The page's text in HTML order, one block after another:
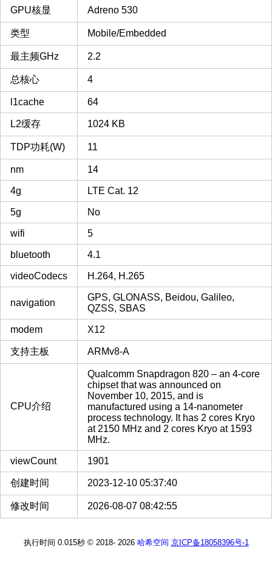
GPU核显 Adreno 530
类型 Mobile/Embedded
最主频GHz 2.2
总核心 4
l1cache 64
L2缓存 1024 KB
TDP功耗(W) 11
nm 14
4g LTE Cat. 12
5g No
wifi 5
bluetooth 4.1
videoCodecs H.264, H.265
navigation
GPS, GLONASS, Beidou, Galileo,
QZSS, SBAS
modem X12
支持主板 ARMv8-A
CPU介绍
Qualcomm Snapdragon 820 – an 4-core
chipset that was announced on
November 10, 2015, and is
manufactured using a 14-nanometer
process technology. It has 2 cores Kryo
at 2150 MHz and 2 cores Kryo at 1593
MHz.
viewCount 1901
创建时间 2023-12-10 05:37:40
修改时间 2026-08-07 08:42:55
执行时间 0.015秒 © 2018- 2026 哈希空间 京ICP备18058396号-1